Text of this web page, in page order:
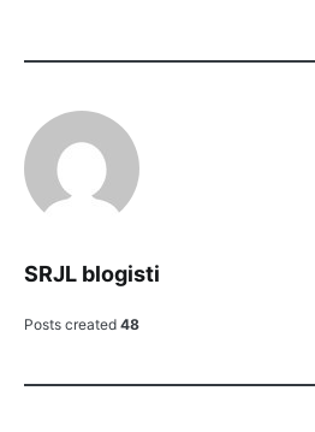
SRJL blogisti
Posts created 48